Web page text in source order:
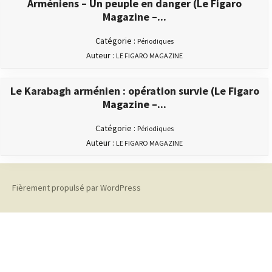
Arméniens – Un peuple en danger (Le Figaro
Magazine –...
Catégorie : Périodiques
Auteur : LE FIGARO MAGAZINE
Le Karabagh arménien : opération survie (Le Figaro
Magazine –...
Catégorie : Périodiques
Auteur : LE FIGARO MAGAZINE
Fièrement propulsé par WordPress